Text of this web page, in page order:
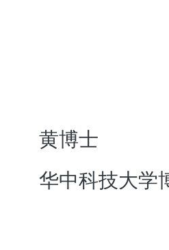
黄博士
华中科技大学